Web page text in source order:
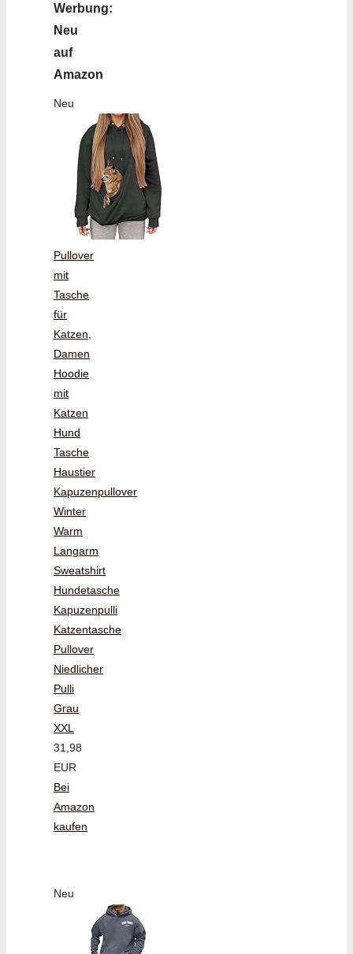
Werbung:
Neu
auf
Amazon
Neu
Pullover
mit
Tasche
für
Katzen,
Damen
Hoodie
mit
Katzen
Hund
Tasche
Haustier
Kapuzenpullover
Winter
Warm
Langarm
Sweatshirt
Hundetasche
Kapuzenpulli
Katzentasche
Pullover
Niedlicher
Pulli
Grau
XXL
31,98
EUR
Bei
Amazon
kaufen
Neu